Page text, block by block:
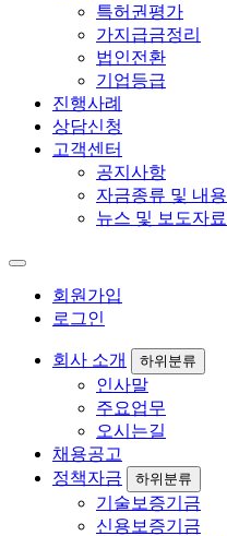
특허권평가
가지급금정리
법인전환
기업등급
진행사례
상담신청
고객센터
공지사항
자금종류 및 내용
뉴스 및 보도자료
회원가입
로그인
회사 소개 하위분류
인사말
주요업무
오시는길
채용공고
정책자금
하위분류
기술보증기금
신용보증기금